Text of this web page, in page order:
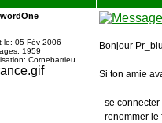
le: 05 Fév 2006
1959
Cornebarrieu
Bonjour
Si ton amie
- se
- renommer le